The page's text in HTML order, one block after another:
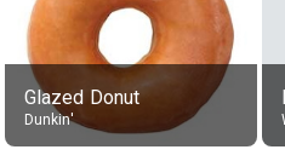
Glazed Donut
Dunkin'